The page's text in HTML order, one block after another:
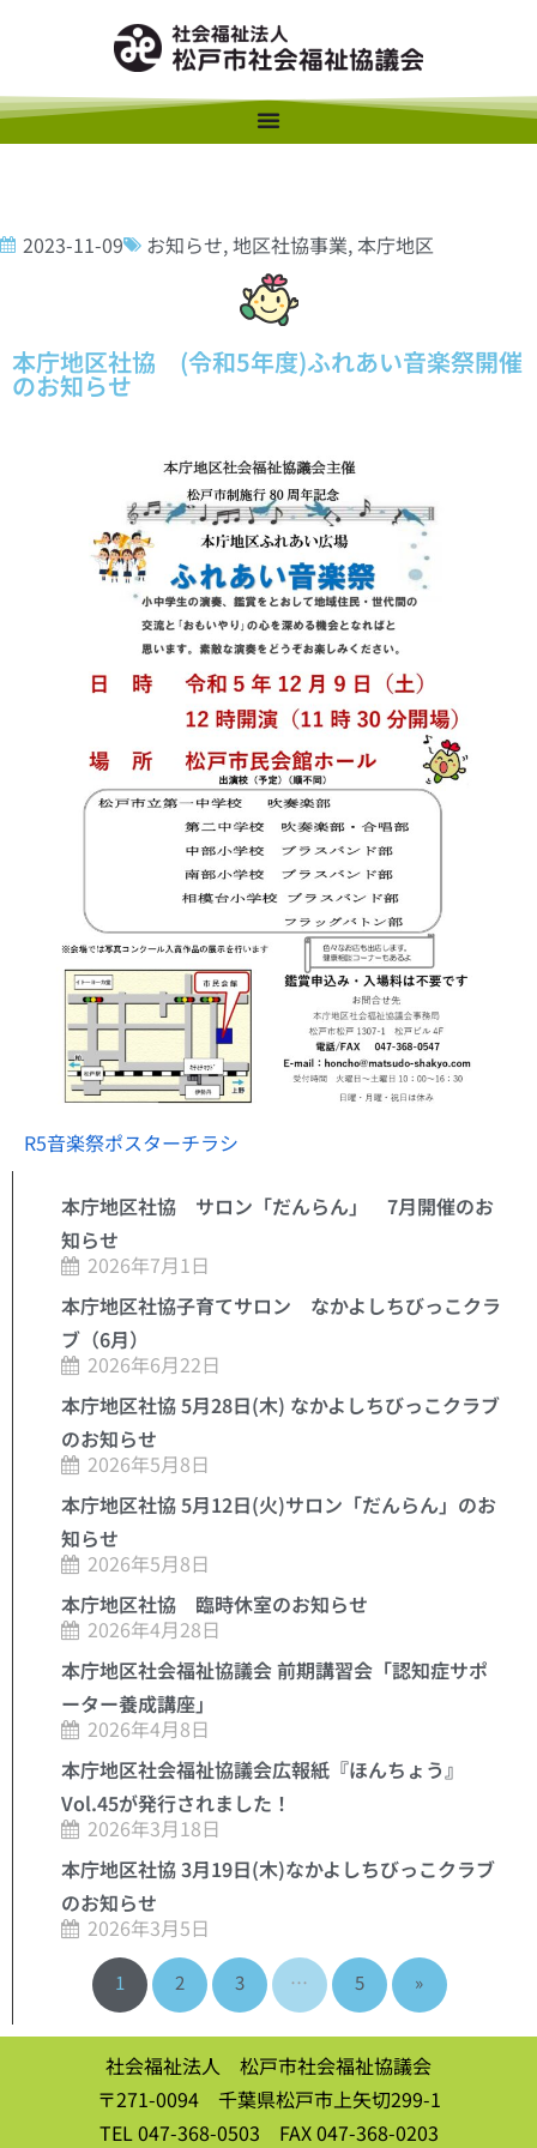
2023-11-09 お知らせ,地区社協事業,本庁地区
本庁地区社協 (令和5年度)ふれあい音楽祭開催
のお知らせ
R5音楽祭ポスターチラシ
本庁地区社協 サロン「だんらん」 7月開催のお
知らせ
2026年7月1日
本庁地区社協子育てサロン なかよしちびっこクラ
ブ（6月）
2026年6月22日
本庁地区社協 5月28日(木) なかよしちびっこクラブ
のお知らせ
2026年5月8日
本庁地区社協 5月12日(火)サロン「だんらん」のお
知らせ
2026年5月8日
本庁地区社協 臨時休室のお知らせ
2026年4月28日
本庁地区社会福祉協議会 前期講習会「認知症サポ
ーター養成講座」
2026年4月8日
本庁地区社会福祉協議会広報紙『ほんちょう』
Vol.45が発行されました！
2026年3月18日
本庁地区社協 3月19日(木)なかよしちびっこクラブ
のお知らせ
2026年3月5日
1 2 3 … 5 »
社会福祉法人 松戸市社会福祉協議会
〒271-0094 千葉県松戸市上矢切299-1
TEL 047-368-0503 FAX 047-368-0203